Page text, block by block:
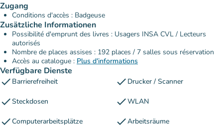
Zugang
Conditions d'accès : Badgeuse
Zusätzliche Informationen
Possibilité d'emprunt des livres : Usagers INSA CVL / Lecteurs
autorisés
Nombre de places assises : 192 places / 7 salles sous réservation
Accès au catalogue : Plus d'informations
Verfügbare Dienste
check Barrierefreiheit check Drucker / Scanner
checkSteckdosen checkWLAN
checkComputerarbeitsplätze checkArbeitsräume